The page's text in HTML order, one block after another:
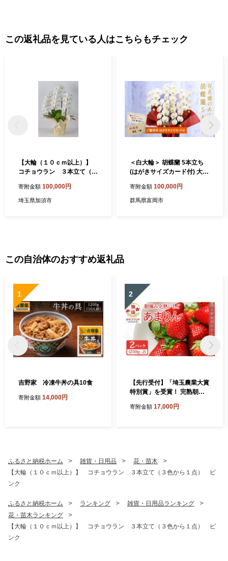
この返礼品を見ている人はこちらもチェック
【大輪（１０ｃｍ以上）】
コチョウラン ３本立て（３
寄附金額 100,000円
埼玉県加須市
＜白大輪＞ 胡蝶蘭 5本立ち
(はがきサイズカード付) 大輪
ン 白大輪 白 ホワイト 記念日
お祝い 贈り物 ギフト はがき
寄附金額 100,000円
群馬県富岡市
この自治体のおすすめ返礼品
1
吉野家 冷凍牛丼の具10食
寄附金額 14,000円
2
【先行受付】「埼玉農業大賞
特別賞」を受賞！ 完熟朝摘
～15粒) 【苺】 イチゴ おお
ム いちご 好きのための いち
ご
寄附金額 17,000円
ふるさと納税ホーム 雑貨・日用品
花・苗木
【大輪（１０ｃｍ以上）】 コチョウラン ３本立て（３色から１点） ピ
ンク
ふるさと納税ホーム ランキング
雑貨・日用品ランキング
花・苗木ランキング
【大輪（１０ｃｍ以上）】 コチョウラン ３本立て（３色から１点） ピ
ンク